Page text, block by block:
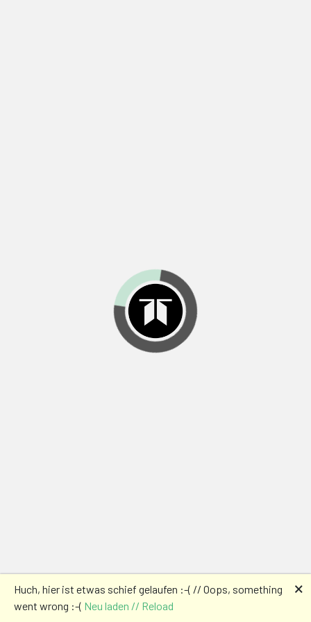
Huch, hier ist etwas schief gelaufen :-( // Oops, something
went wrong :-( Neu laden // Reload
🗙